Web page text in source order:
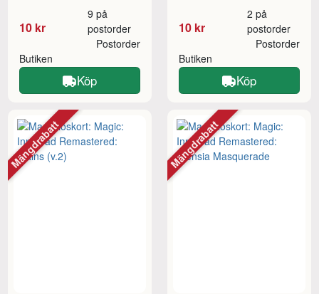
10 kr
9 på
postorder
Butiken
Postorder
Köp
10 kr
2 på
postorder
Butiken
Postorder
Köp
Mängdrabatt Mängdrabatt